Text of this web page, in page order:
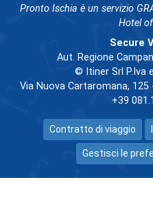
Pronto Ischia è un servizio
Hotel
Secure
Aut. Regione
© Itiner Srl P.Iva
Via Nuova Cartaromana,
+39
Contratto di viaggio
Gestisci le